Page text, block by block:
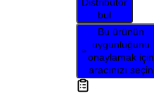
bul
Bu ürünün
uygunluğunu
onaylamak için
aracınızı seçin